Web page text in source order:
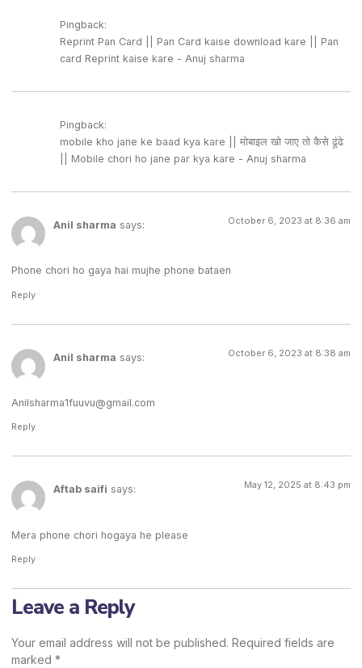
Pingback:
Reprint Pan Card || Pan Card kaise download kare || Pan
card Reprint kaise kare - Anuj sharma
Pingback:
mobile kho jane ke baad kya kare || मोबाइल खो जाए तो कैसे ढूंढे
|| Mobile chori ho jane par kya kare - Anuj sharma
Anil sharma says: October 6, 2023 at 8:36 am
Phone chori ho gaya hai mujhe phone bataen
Reply
Anil sharma says: October 6, 2023 at 8:38 am
Anilsharma1fuuvu@gmail.com
Reply
Aftab saifi says: May 12, 2025 at 8:43 pm
Mera phone chori hogaya he please
Reply
Leave a Reply
Your email address will not be published. Required fields are
marked *